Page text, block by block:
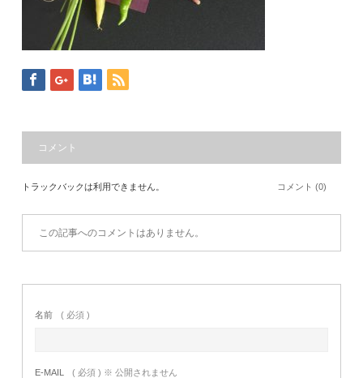
コメント
トラックバックは利用できません。 コメント (0)
この記事へのコメントはありません。
名前 ( 必須 )
E-MAIL ( 必須 ) ※ 公開されません